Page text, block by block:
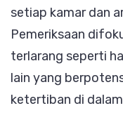
setiap kamar dan
Pemeriksaan
terlarang seperti
lain yang
ketertiban di